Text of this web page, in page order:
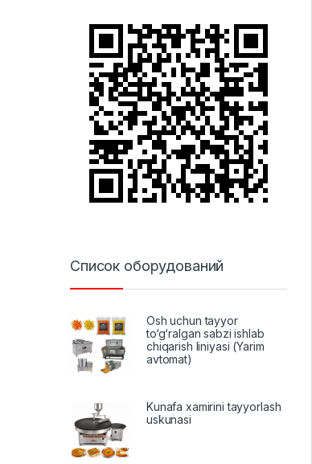
Список оборудований
Osh uchun tayyor
to‘g‘ralgan sabzi ishlab
chiqarish liniyasi (Yarim
avtomat)
Kunafa xamirini tayyorlash
uskunasi